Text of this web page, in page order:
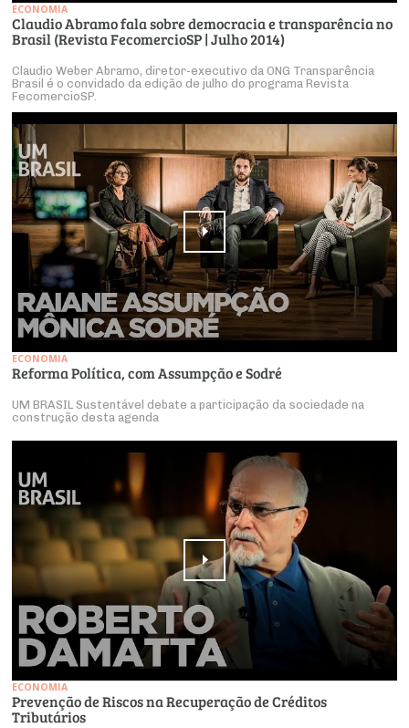
ECONOMIA
Claudio Abramo fala sobre democracia e transparência no
Brasil (Revista FecomercioSP | Julho 2014)
Claudio Weber Abramo, diretor-executivo da ONG Transparência
Brasil é o convidado da edição de julho do programa Revista
FecomercioSP.
ECONOMIA
Reforma Política, com Assumpção e Sodré
UM BRASIL Sustentável debate a participação da sociedade na
construção desta agenda
ECONOMIA
Prevenção de Riscos na Recuperação de Créditos
Tributários